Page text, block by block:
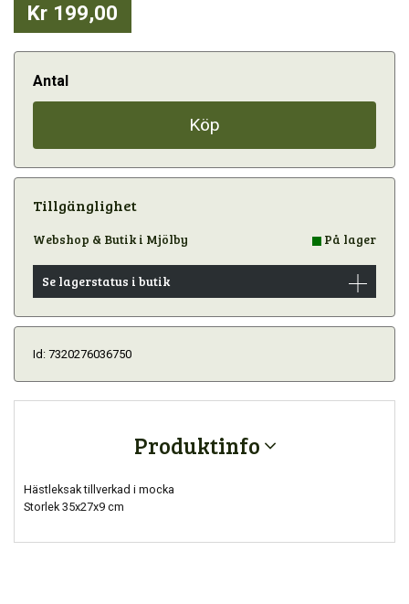
Kr 199,00
Antal
Köp
Tillgänglighet
Webshop & Butik i Mjölby På lager
Se lagerstatus i butik
Id: 7320276036750
Produktinfo
Hästleksak tillverkad i mocka
Storlek 35x27x9 cm